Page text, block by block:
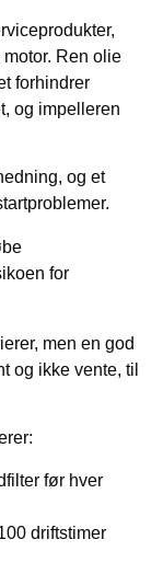
Ren olie
forhindrer
og impelleren
og et
for
men en god
og ikke vente, til
før hver
driftstimer